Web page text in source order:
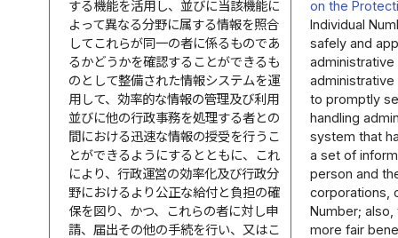
する機能を活用し、並びに当該機能に
よって異なる分野に属する情報を照合
してこれらが同一の者に係るものであ
るかどうかを確認することができるも
のとして整備された情報システムを運
用して、効率的な情報の管理及び利用
並びに他の行政事務を処理する者との
間における迅速な情報の授受を行うこ
とができるようにするとともに、これ
により、行政運営の効率化及び行政分
野におけるより公正な給付と負担の確
保を図り、かつ、これらの者に対し申
請、届出その他の手続を行い、又はこ
on the
Individual
safely and
to promptly
handling
system that
a set of
person and
corporations,
Number;
more fair